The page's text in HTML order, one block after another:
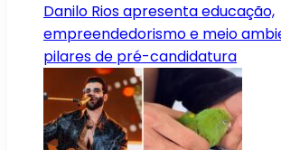
Danilo Rios apresenta educação,
empreendedorismo e meio
pilares de pré-candidatura